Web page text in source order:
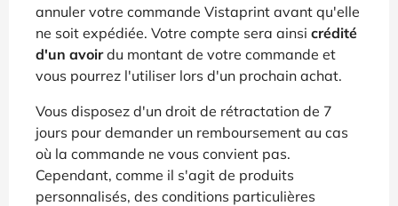
annuler votre commande Vistaprint avant qu'elle
ne soit expédiée. Votre compte sera ainsi crédité
d'un avoirdu montant de votre commande et
vous pourrez l'utiliser lors d'un prochain achat.
Vous disposez d'un droit de rétractation de 7
jours pour demander un remboursement au cas
où la commande ne vous convient pas.
Cependant, comme il s'agit de produits
personnalisés, des conditions particulières